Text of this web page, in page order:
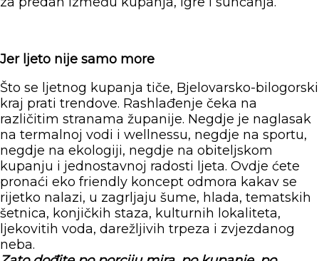
Jer ljeto nije samo more
Što se ljetnog kupanja tiče, Bjelovarsko-bilogorski
kraj prati trendove. Rashlađenje čeka na
različitim stranama županije. Negdje je naglasak
na termalnoj vodi i wellnessu, negdje na sportu,
negdje na ekologiji, negdje na obiteljskom
kupanju i jednostavnoj radosti ljeta. Ovdje ćete
pronaći eko friendly koncept odmora kakav se
rijetko nalazi, u zagrljaju šume, hlada, tematskih
šetnica, konjičkih staza, kulturnih lokaliteta,
ljekovitih voda, darežljivih trpeza i zvjezdanog
neba.